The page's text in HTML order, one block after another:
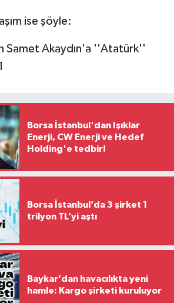
ise şöyle:
Borsa İstanbul'dan Işıklar
Enerji, CW Enerji ve Hedef
Holding'e tedbir!
Borsa İstanbul’da 3 şirket 1
trilyon TL’yi aştı
Baykar’dan havacılıkta yeni
hamle: Kargo şirketi kuruluyor